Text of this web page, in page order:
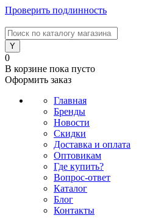
Проверить подлинность
0
В корзине пока пусто
Оформить заказ
Главная
Бренды
Новости
Скидки
Доставка и оплата
Оптовикам
Где купить?
Вопрос-ответ
Каталог
Блог
Контакты